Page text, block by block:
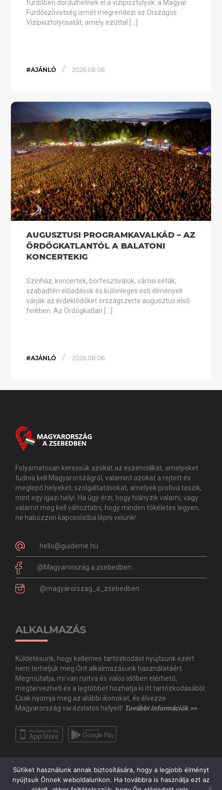
fürdőben dördülhetnek el a vízipisztolyok: a Magyar
Fürdőszövetség ismét megrendezi az Országos
Vízipisztolycsatát, amely ezúttal […]
#AJÁNLÓ / 2026.08.06.
AUGUSZTUSI PROGRAMKAVALKÁD – AZ
ÖRDÖGKATLANTÓL A BALATONI
KONCERTEKIG
Színház, koncertek, borfesztiválok, városi séták,
szabadtéri előadások és különleges esti élmények
várják az érdeklődőket országszerte augusztus első
felében. Az Ördögkatlan […]
#AJÁNLÓ / 2026.08.06.
Folyamatosan keressük azokat az eszenciákat, amelyeket
tudnia kell Magyarországról, valamint azokat a rejtett és
meglepő helyeket, szolgáltatásokat, amelyek profivá teszik,
mint egy igazi helyi. Ha úgy érzi, hogy hiányzik valami, vagy
valamit meg kell változtatni, hogy minden tökéletes legyen,
ne habozzon kapcsolatba lépni velünk!
hello@guideme.hu
@Magyarország.a.zsebedben
@magyarorszag_a_zsebedben
ALKALMAZÁS
Küldetésünk, hogy kellemes tartózkodást nyújtsunk ezért
nem terheljük meg Önt alkalmazásunk használatáért.
Megmutatja, mi van nyitva és valós időben elérhető,
megtervezheti és a legtöbbet hozhatja ki itt tartózkodásából.
Csak nyomja meg az alábbi ikonokat, és élvezze
Magyarország varázslatos helyeit! További információk >>
Sütiket használunk annak biztosítására, hogy a legjobb élményt
nyújtsuk Önnek weboldalunkon. Ha továbbra is használja ezt az